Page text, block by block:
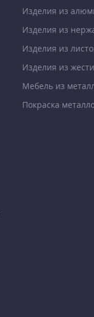
Изделия из
Изделия из
Изделия из
Изделия из жести
Мебель из
Покраска